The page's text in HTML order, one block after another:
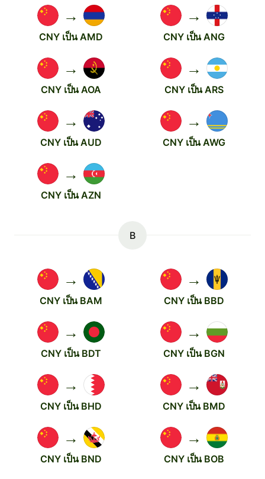
→
CNY เป็น AMD
→
CNY เป็น ANG
→
CNY เป็น AOA
→
CNY เป็น ARS
→
CNY เป็น AUD
→
CNY เป็น AWG
→
CNY เป็น AZN
B
→
CNY เป็น BAM
→
CNY เป็น BBD
→
CNY เป็น BDT
→
CNY เป็น BGN
→
CNY เป็น BHD
→
CNY เป็น BMD
→
CNY เป็น BND
→
CNY เป็น BOB